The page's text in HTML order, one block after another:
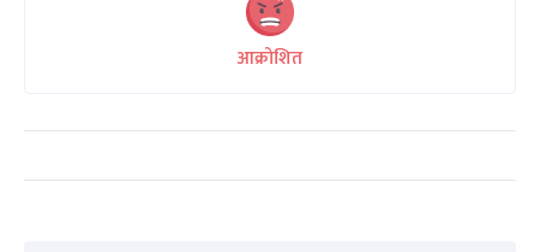
आक्रोशित